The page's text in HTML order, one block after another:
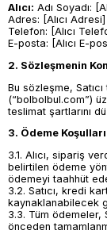
Alıcı: Adı Soyadı:
Adres: [Alıcı Adresi]
Telefon: [Alıcı
E-posta: [Alıcı E-
2. Sözleşmenin
Bu sözleşme,
(“bolbolbul.com”)
teslimat şartlarını
3. Ödeme Koşulları
3.1. Alıcı, sipariş
belirtilen ödeme
ödemeyi taahhüt
3.2. Satıcı, kredi
kaynaklanabilecek
3.3. Tüm ödemeler,
önceden